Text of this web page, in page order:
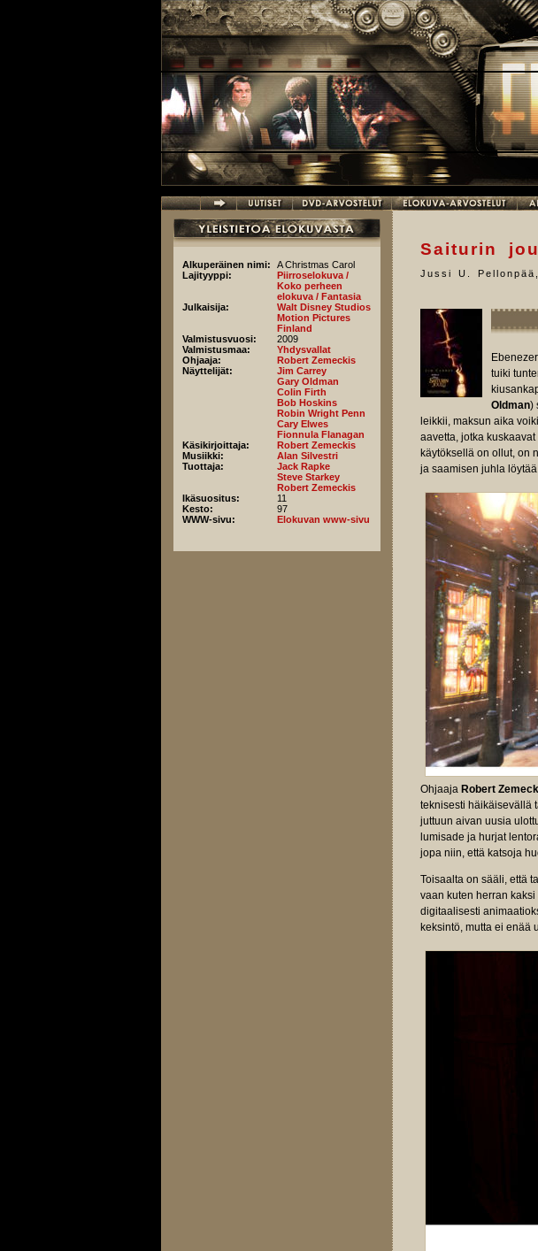
Alkuperäinen nimi:
A Christmas Carol
Lajityyppi:
Piirroselokuva /
Koko perheen
elokuva / Fantasia
Julkaisija:
Walt Disney Studios
Motion Pictures
Finland
Valmistusvuosi:
2009
Valmistusmaa:
Yhdysvallat
Ohjaaja:
Robert Zemeckis
Näyttelijät:
Jim Carrey
Gary Oldman
Colin Firth
Bob Hoskins
Robin Wright Penn
Cary Elwes
Fionnula Flanagan
Käsikirjoittaja:
Robert Zemeckis
Musiikki:
Alan Silvestri
Tuottaja:
Jack Rapke
Steve Starkey
Robert Zemeckis
Ikäsuositus:
11
Kesto:
97
WWW-sivu:
Elokuvan www-sivu
Saiturin
Jussi U. Pellonpää
tuiki
Oldman)
leikkii, maksun aika
aavetta, jotka
käytöksellä on ollut, on
ja saamisen juhla
Ohjaaja Robert
teknisesti häikäisevällä
juttuun aivan uusia
lumisade ja hurjat
jopa niin, että katsoja
Toisaalta on sääli, että
vaan kuten herran
digitaalisesti
keksintö, mutta ei enää